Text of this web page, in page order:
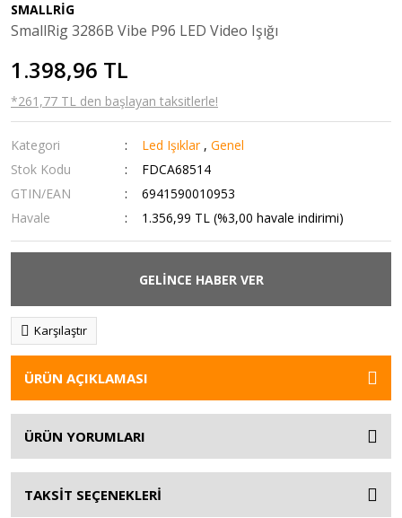
SMALLRİG
SmallRig 3286B Vibe P96 LED Video Işığı
1.398,96 TL
*261,77 TL den başlayan taksitlerle!
Kategori Led Işıklar ,Genel
Stok Kodu
FDCA68514
GTIN/EAN
6941590010953
Havale
1.356,99 TL (%3,00 havale indirimi)
GELİNCE HABER VER
Karşılaştır
ÜRÜN AÇIKLAMASI
ÜRÜN YORUMLARI
TAKSİT SEÇENEKLERİ